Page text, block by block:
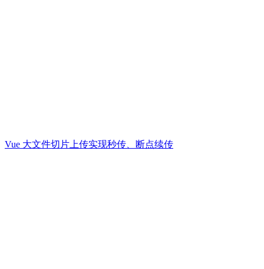
Vue 大文件切片上传实现秒传、断点续传